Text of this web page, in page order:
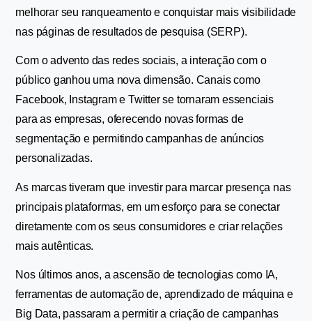
melhorar seu ranqueamento e conquistar mais visibilidade
nas páginas de resultados de pesquisa (SERP).
Com o advento das redes sociais, a interação com o
público ganhou uma nova dimensão. Canais como
Facebook, Instagram e Twitter se tornaram essenciais
para as empresas, oferecendo novas formas de
segmentação e permitindo campanhas de anúncios
personalizadas.
As marcas tiveram que investir para marcar presença nas
principais plataformas, em um esforço para se conectar
diretamente com os seus consumidores e criar relações
mais autênticas.
Nos últimos anos, a ascensão de tecnologias como IA,
ferramentas de automação de, aprendizado de máquina e
Big Data, passaram a permitir a criação de campanhas